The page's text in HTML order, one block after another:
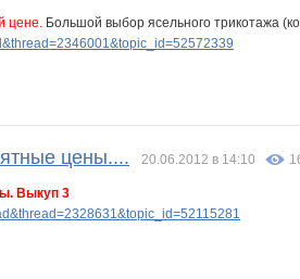
цене. Большой выбор ясельного трикотажа
цены.... 20.06.2012 в 14:10
Выкуп 3